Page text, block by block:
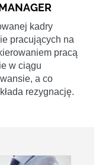
kadry
pracujących na
pracą
w ciągu
a co
rezygnację.